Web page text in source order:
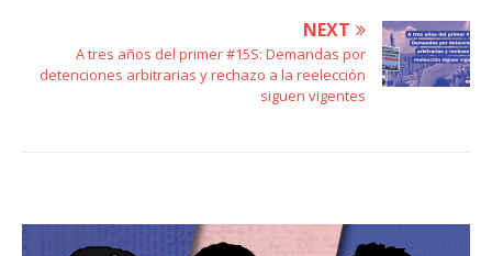
NEXT
A tres años del primer #15S: Demandas por
detenciones arbitrarias y rechazo a la reelección
siguen vigentes